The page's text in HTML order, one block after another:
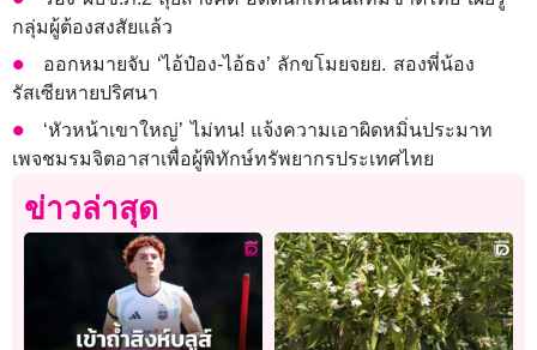
กลุ่มผู้ต้องสงสัยแล้ว
ออกหมายจับ ‘ไอ้ป๋อง-ไอ้ธง’ ลักขโมยจยย. สองพี่น้อง
รัสเซียหายปริศนา
‘หัวหน้าเขาใหญ่’ ไม่ทน! แจ้งความเอาผิดหมิ่นประมาท
เพจชมรมจิตอาสาเพื่อผู้พิทักษ์ทรัพยากรประเทศไทย
ข่าวล่าสุด